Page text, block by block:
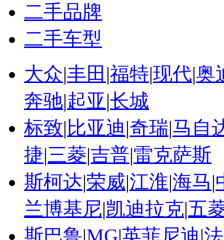
二手品牌
二手车型
大众|丰田 |福特|现代|奥
奔驰|起亚|长城
标致| 比亚迪|奇瑞|马自
捷|三菱|吉普|雷克萨斯
斯柯达|荣威|江淮|海马|
兰博基尼|凯迪拉克|五
斯巴鲁|MG|英菲尼迪|